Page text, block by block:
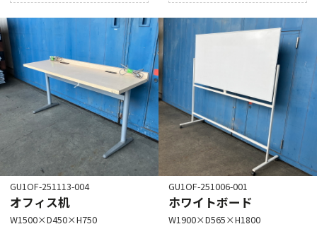
GU1OF-251113-004
オフィス机
W1500×D450×H750
GU1OF-251006-001
ホワイトボード
W1900×D565×H1800